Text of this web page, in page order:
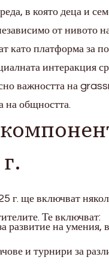
в която деца и
от нивото
като платформа за
интеракция
важността на
на общността.
г. ще включват
Те включват:
развитие на умения,
и турнири за